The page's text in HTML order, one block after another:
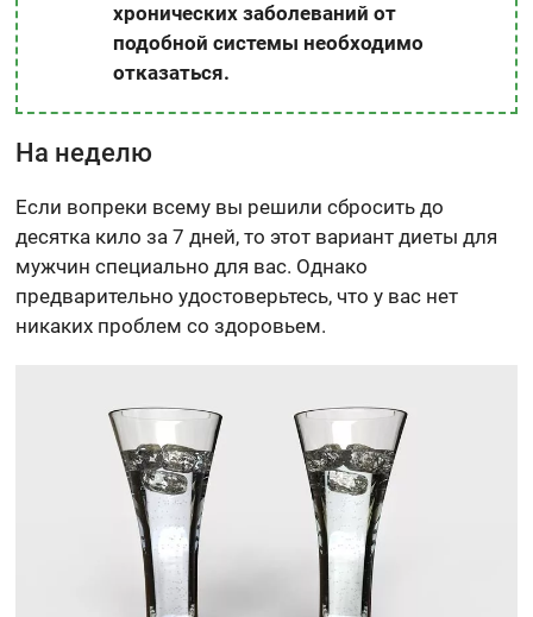
хронических заболеваний от
подобной системы необходимо
отказаться.
На неделю
Если вопреки всему вы решили сбросить до
десятка кило за 7 дней, то этот вариант диеты для
мужчин специально для вас. Однако
предварительно удостоверьтесь, что у вас нет
никаких проблем со здоровьем.